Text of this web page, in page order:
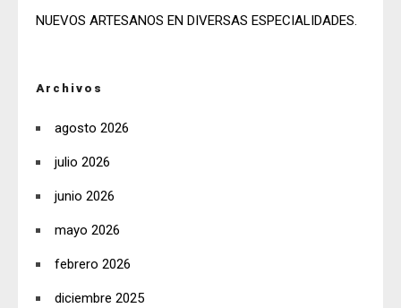
NUEVOS ARTESANOS EN DIVERSAS ESPECIALIDADES.
Archivos
agosto 2026
julio 2026
junio 2026
mayo 2026
febrero 2026
diciembre 2025